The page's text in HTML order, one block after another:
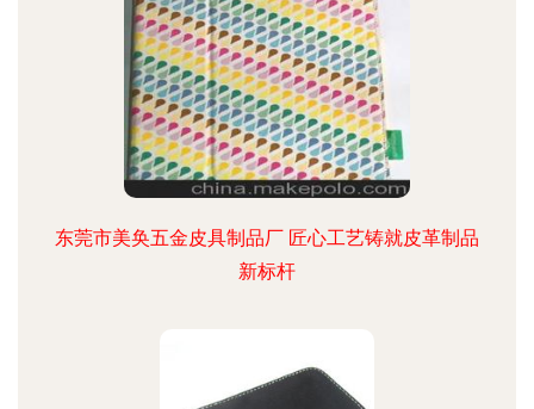
东莞市美奂五金皮具制品厂 匠心工艺铸就皮革制品
新标杆